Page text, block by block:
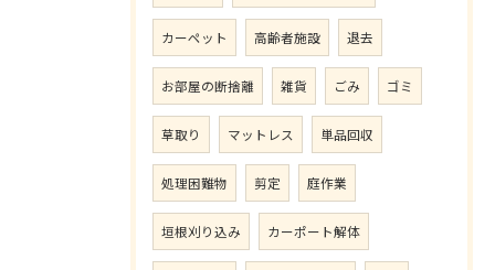
カーペット 高齢者施設 退去
お部屋の断捨離 雑貨 ごみ ゴミ
草取り マットレス 単品回収
処理困難物 剪定 庭作業
垣根刈り込み カーポート解体